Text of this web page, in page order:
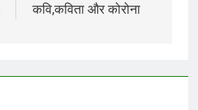
कवि,कविता और कोरोना